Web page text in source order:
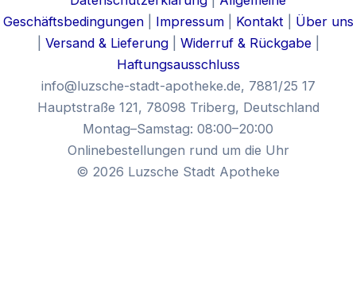
Geschäftsbedingungen| Impressum| Kontakt| Über uns
Versand & Lieferung| Widerruf & Rückgabe|
Haftungsausschluss
info@luzsche-stadt-apotheke.de, 7881/25 17
Hauptstraße 121, 78098 Triberg, Deutschland
Montag–Samstag: 08:00–20:00
Onlinebestellungen rund um die Uhr
© 2026 Luzsche Stadt Apotheke